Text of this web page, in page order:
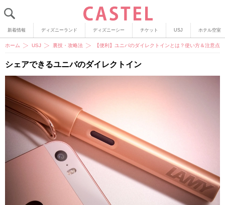
新着情報 ディズニーランド ディズニーシー チケット USJ ホテル空室
ホーム USJ 裏技・攻略法 【便利】ユニバのダイレクトインとは？使い方＆注意
シェアできるユニバのダイレクトイン